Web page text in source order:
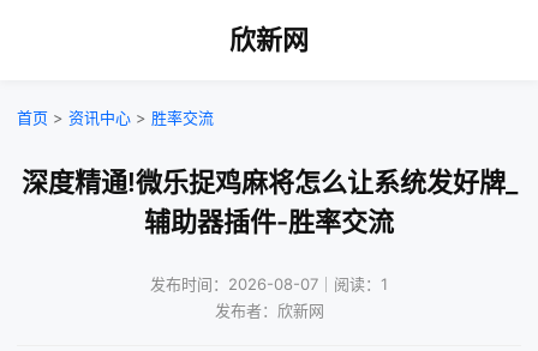
欣新网
首页 > 资讯中心 > 胜率交流
深度精通!微乐捉鸡麻将怎么让系统发好牌_
辅助器插件-胜率交流
发布时间：2026-08-07｜阅读：1
发布者：欣新网